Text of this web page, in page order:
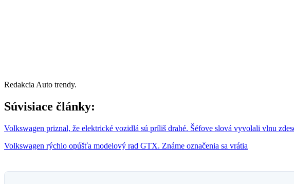
Redakcia Auto trendy.
Súvisiace články:
Volkswagen priznal, že elektrické vozidlá sú príliš drahé. Šéfove slová vyvolali vlnu
Volkswagen rýchlo opúšťa modelový rad GTX. Známe označenia sa vrátia